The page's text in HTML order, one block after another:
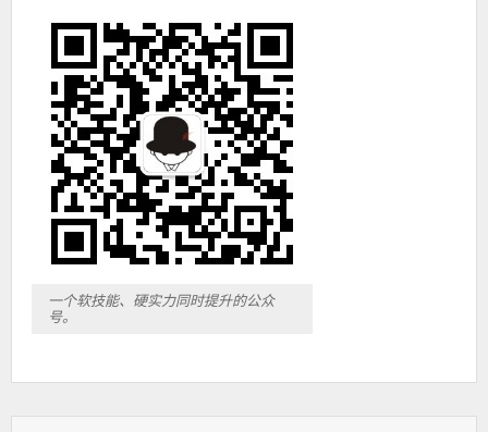
一个软技能、硬实力同时提升的公众
号。